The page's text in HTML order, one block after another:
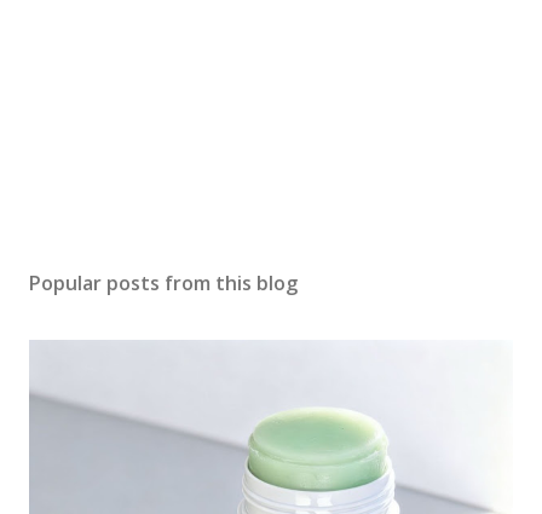
Popular posts from this blog